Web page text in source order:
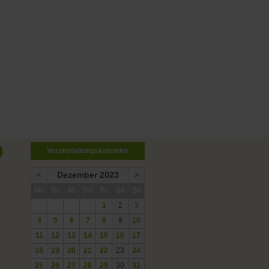
Veranstaltungskalender
< Dezember 2023 >
1
2
3
4
5 6 7 8 9
10
11
12 13 14 15 16
17
18
19 20 21 22 23
24
25
26 27 28 29 30 31